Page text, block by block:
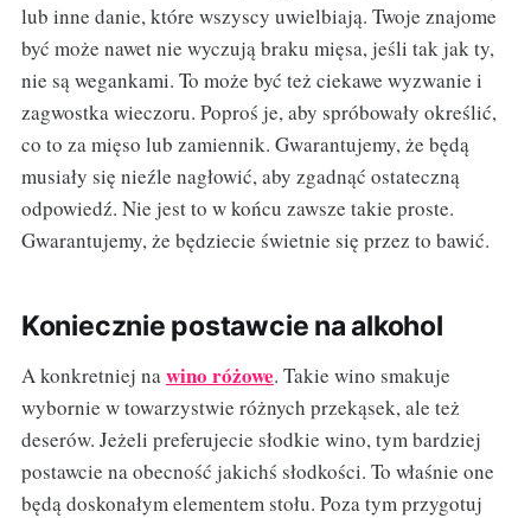
lub inne danie, które wszyscy uwielbiają. Twoje znajome
być może nawet nie wyczują braku mięsa, jeśli tak jak ty,
nie są wegankami. To może być też ciekawe wyzwanie i
zagwostka wieczoru. Poproś je, aby spróbowały określić,
co to za mięso lub zamiennik. Gwarantujemy, że będą
musiały się nieźle nagłowić, aby zgadnąć ostateczną
odpowiedź. Nie jest to w końcu zawsze takie proste.
Gwarantujemy, że będziecie świetnie się przez to bawić.
Koniecznie postawcie na alkohol
A konkretniej nawino różowe. Takie wino smakuje
wybornie w towarzystwie różnych przekąsek, ale też
deserów. Jeżeli preferujecie słodkie wino, tym bardziej
postawcie na obecność jakichś słodkości. To właśnie one
będą doskonałym elementem stołu. Poza tym przygotuj